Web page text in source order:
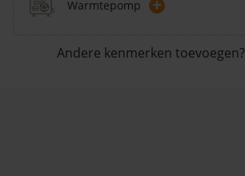
Warmtepomp +
Andere kenmerken toevoegen?